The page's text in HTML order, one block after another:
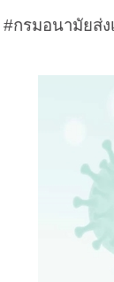
#กรมอนามัยส่ง